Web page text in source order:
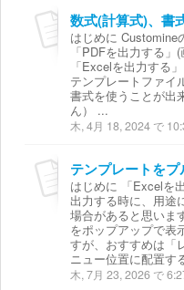
はじめに Customine
「PDFを出力する
「Excelを出力する
テンプレートファイ
書式を使うことが出
ん） ...
木, 4月 18, 2024 で
テンプレートを
はじめに 「Excelを
出力する時に、用途
場合があると思いま
をポップアップで表
すが、おすすめは「
ニュー位置に配置す
木, 7月 23, 2026 で